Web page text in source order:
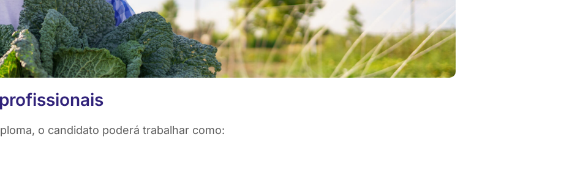
o candidato poderá trabalhar como: